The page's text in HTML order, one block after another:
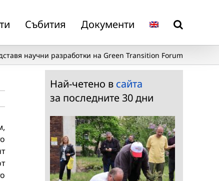
Събития Документи
научни разработки на Green Transition Forum
Най-четено в сайта
за последните 30 дни